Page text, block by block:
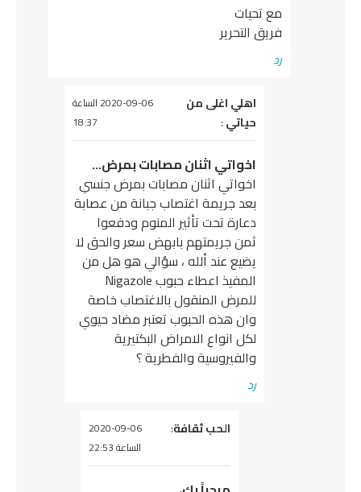
مع تحيات
فريق التحرير
اهلي اغلى من
:
2020-09-06 الساعة
اخواتي اثنان مصابات بمرض…
اخواتي اثنان مصابات بمرض جنسي
بعد جريمة اغتصاب جبانة من عصابة
دعارة تحت تأثير المنوم ودفعوا
ثمن جريمتهم بابهض سعر والحق لا
يضيع عند ألله ، سؤالي هو هل من
المفيذ اعطاء حبوب Nigazole
للمرض المنقول بالاغتصاب خاصة
وان هذه الحبوب تعتبر مضاد حيوي
لكل انواع الامراض البكتيرية
والفيروسية والفطرية ؟
الحب ثقافة:
2020-09-06